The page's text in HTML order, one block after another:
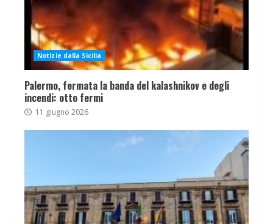
Notizie dalla Sicilia
Palermo, fermata la banda del kalashnikov e degli
incendi: otto fermi
11 giugno 2026